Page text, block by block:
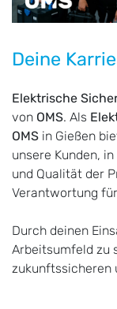
Deine
Elektrische
von OMS. Als
OMS in Gießen
unsere Kunden,
und Qualität der
Verantwortung
Durch deinen
Arbeitsumfeld zu
zukunftssicheren